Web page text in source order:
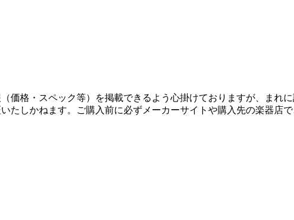
価格・スペック等）を掲載できるよう心掛けておりますが、まれ
たしかねます。ご購入前に必ずメーカーサイトや購入先の楽器店で